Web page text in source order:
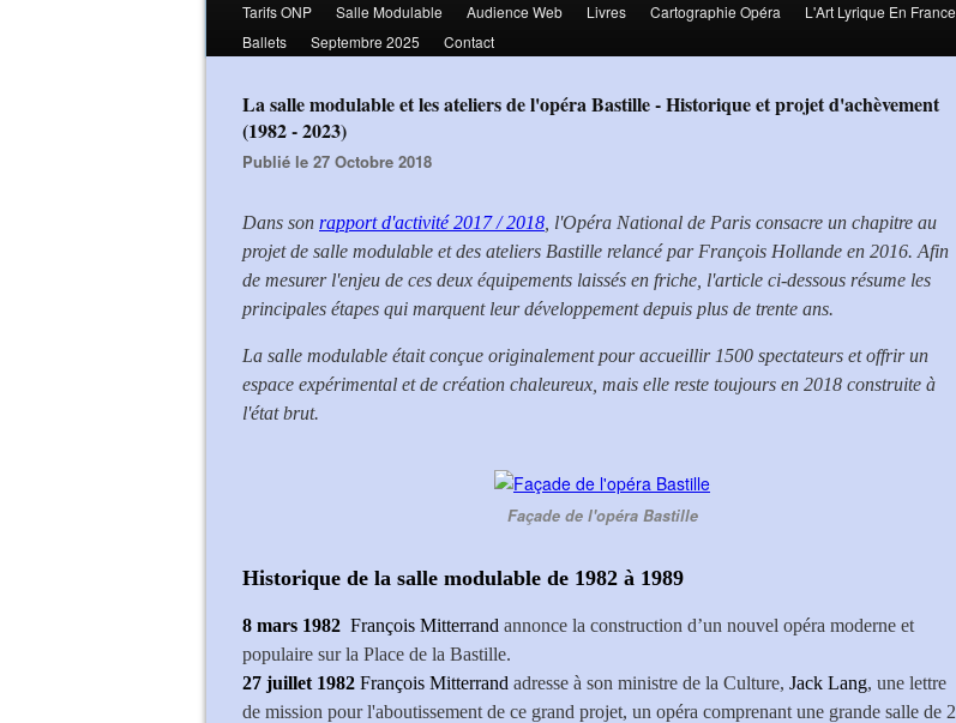
Tarifs ONP
Salle Modulable Audience Web Livres Cartographie Opéra L'Art Lyrique En France
Ballets
Septembre 2025 Contact
La salle modulable et les ateliers de l'opéra Bastille - Historique et projet d'achèvement
(1982 - 2023)
Publié le 27 Octobre 2018
Dans son rapport d'activité 2017 / 2018 , l'Opéra National de Paris consacre un chapitre au
projet de salle modulable et des ateliers Bastille relancé par François Hollande en 2016. Afin
de mesurer l'enjeu de ces deux équipements laissés en friche, l'article ci-dessous résume les
principales étapes qui marquent leur développement depuis plus de trente ans.
La salle modulable était conçue originalement pour accueillir 1500 spectateurs et offrir un
espace expérimental et de création chaleureux, mais elle reste toujours en 2018 construite à
l'état brut.
Façade de l'opéra Bastille
Historique de la salle modulable de 1982 à 1989
8 mars 1982 François Mitterrand annonce la construction d’un nouvel opéra moderne et
populaire sur la Place de la Bastille.
27 juillet 1982 François Mitterrand adresse à son ministre de la Culture, Jack Lang, une lettre
de mission pour l'aboutissement de ce grand projet, un opéra comprenant une grande salle de 2